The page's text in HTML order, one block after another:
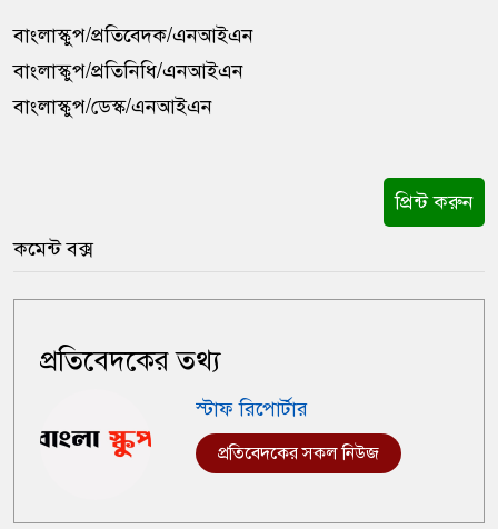
বাংলাস্কুপ/প্রতিবেদক/এনআইএন
বাংলাস্কুপ/প্রতিনিধি/এনআইএন
বাংলাস্কুপ/ডেস্ক/এনআইএন
প্রিন্ট করুন
কমেন্ট বক্স
প্রতিবেদকের তথ্য
স্টাফ রিপোর্টার
প্রতিবেদকের সকল নিউজ